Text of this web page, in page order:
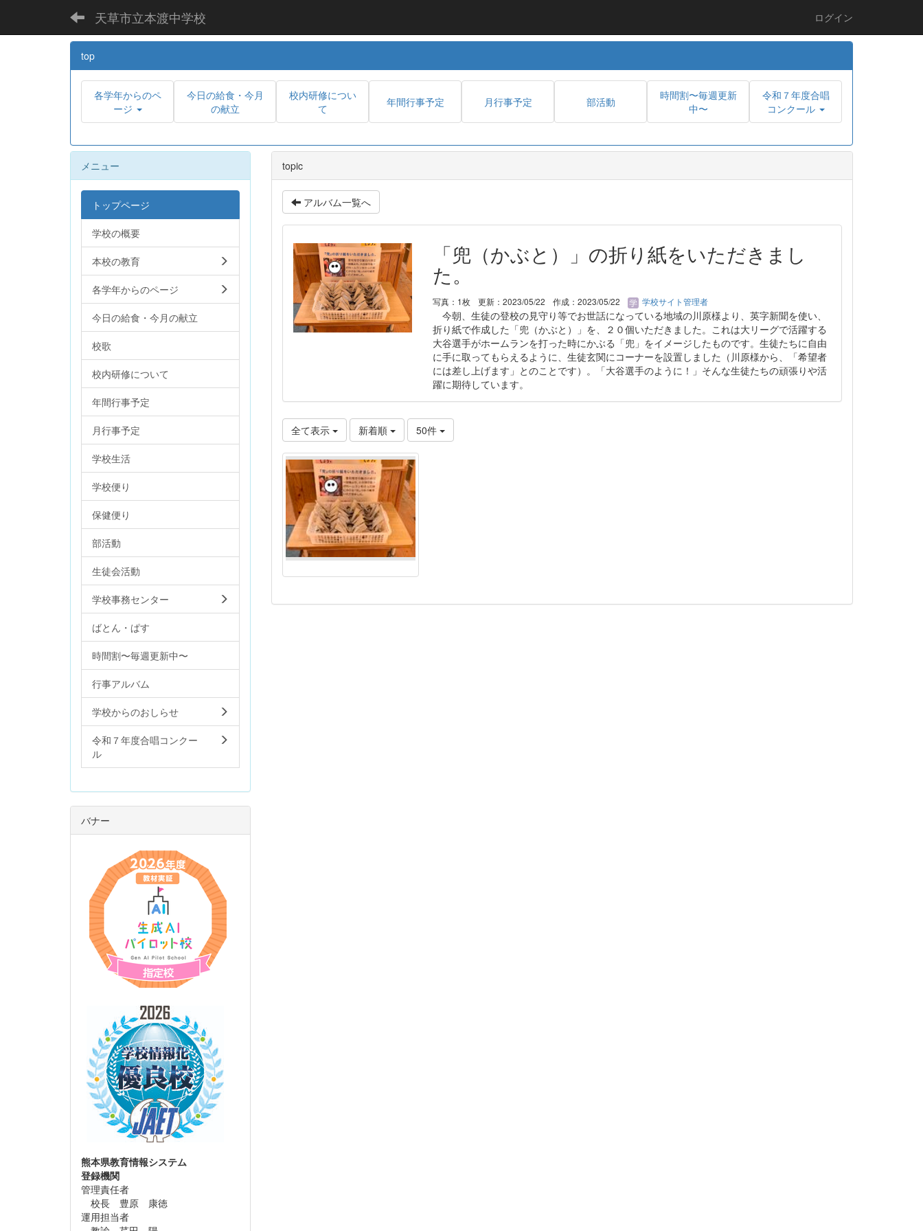
天草市立本渡中学校 ログイン
top
各学年からのペ
ージ
今日の給食・今月
の献立
校内研修につい
て
年間行事予定 月行事予定 部活動
時間割〜毎週更新
中〜
令和７年度合唱
コンクール
topic
アルバム一覧へ
「兜（かぶと）」の折り紙をいただきまし
た。
写真：1枚 更新：2023/05/22 作成：2023/05/22 学校サイト管理者
今朝、生徒の登校の見守り等でお世話になっている地域の川原様より、英字新聞を使い、
折り紙で作成した「兜（かぶと）」を、２０個いただきました。これは大リーグで活躍する
大谷選手がホームランを打った時にかぶる「兜」をイメージしたものです。生徒たちに自由
に手に取ってもらえるように、生徒玄関にコーナーを設置しました（川原様から、「希望者
には差し上げます」とのことです）。「大谷選手のように！」そんな生徒たちの頑張りや活
躍に期待しています。
全て表示 新着順 50件
メニュー
トップページ
学校の概要
本校の教育
各学年からのページ
今日の給食・今月の献立
校歌
校内研修について
年間行事予定
月行事予定
学校生活
学校便り
保健便り
部活動
生徒会活動
学校事務センター
ばとん・ぱす
時間割〜毎週更新中〜
行事アルバム
学校からのおしらせ
令和７年度合唱コンクー
ル
バナー
熊本県教育情報システム
登録機関
管理責任者
校長 豊原 康徳
運用担当者